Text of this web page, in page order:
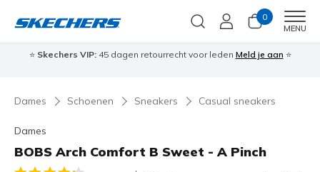
0
MENU
⭐ Skechers VIP:45 dagen retourrecht voor leden Meld je aan ⭐
Dames Schoenen Sneakers Casual sneakers
Dames
BOBS Arch Comfort B Sweet - A Pinch